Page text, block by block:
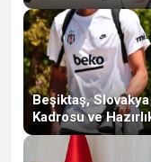
Beşiktaş, Slovakya
Kadrosu ve